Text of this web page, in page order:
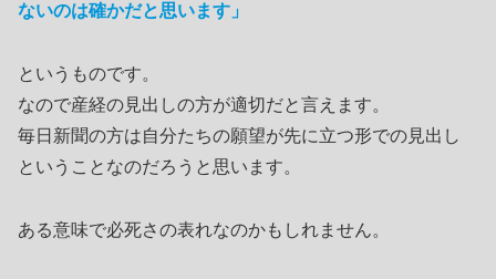
ないのは確かだと思います」
というものです。
なので産経の見出しの方が適切だと言えます。
毎日新聞の方は自分たちの願望が先に立つ形での見出し
ということなのだろうと思います。
ある意味で必死さの表れなのかもしれません。